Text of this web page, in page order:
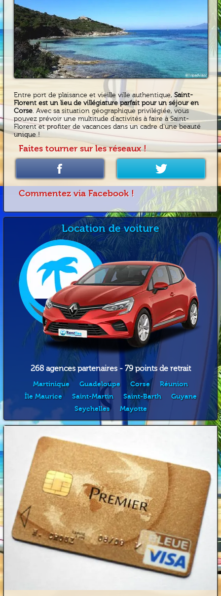
Entre port de plaisance et vieille ville authentique,Saint-
Florent est un lieu de villégiature parfait pour un séjour en
Corse. Avec sa situation géographique privilégiée, vous
pouvez prévoir une multitude d’activités à faire à Saint-
Florent et profiter de vacances dans un cadre d’une beauté
unique !
Faites tourner sur les réseaux !
Commentez via Facebook !
Location de voiture
268 agences partenaires - 79 points de retrait
Martinique Guadeloupe Corse
Réunion
Île Maurice
Saint-Martin Saint-Barth
Guyane
Seychelles
Mayotte